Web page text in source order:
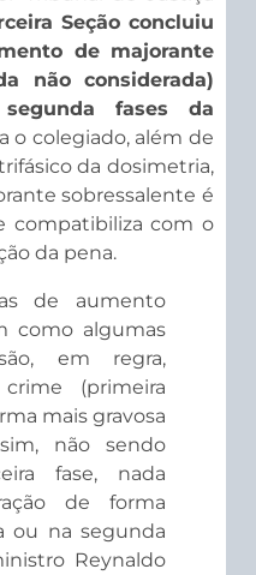
Seção concluiu
de majorante
não considerada)
fases da
o colegiado, além de
da dosimetria,
sobressalente é
compatibiliza com o
da pena.
de aumento
como algumas
em regra,
(primeira
mais gravosa
não sendo
fase, nada
de forma
ou na segunda
Reynaldo